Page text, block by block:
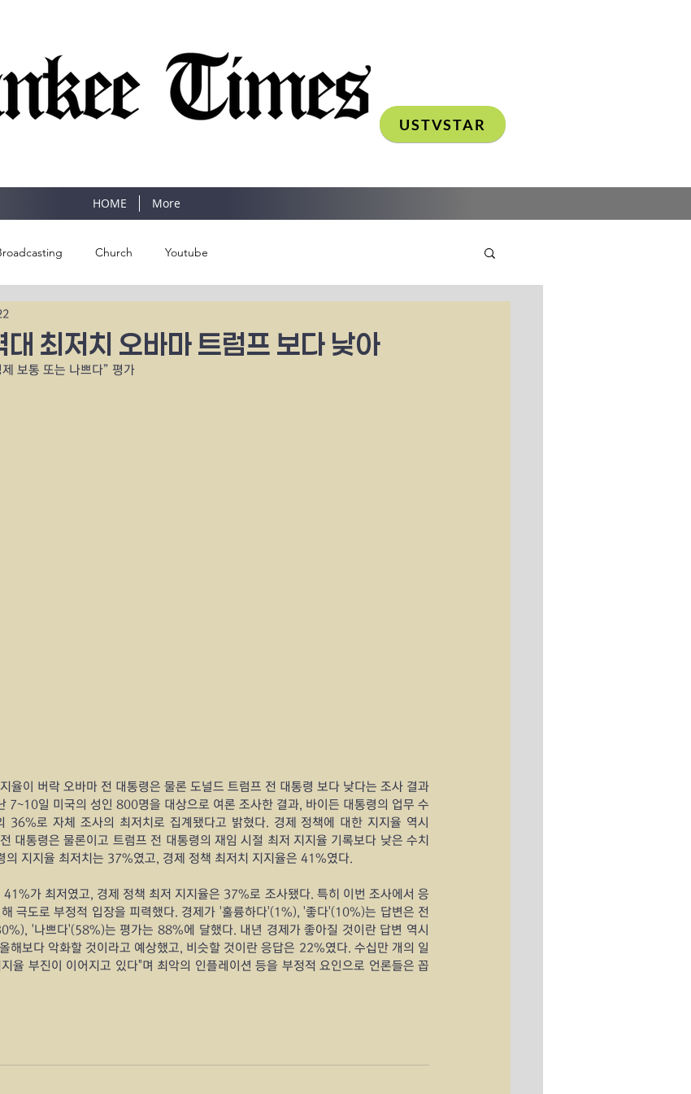
USTVSTAR
HOME More
Church Youtube
대 최저치 오바마 트럼프 보다 낮아
보통 또는 나쁘다” 평가
율이 버락 오바마 전 대통령은 물론 도널드 트럼프 전 대통령 보다 낮다는 조사 결과
7~10일 미국의 성인 800명을 대상으로 여론 조사한 결과, 바이든 대통령의 업무 수
36%로 자체 조사의 최저치로 집계됐다고 밝혔다. 경제 정책에 대한 지지율 역시
대통령은 물론이고 트럼프 전 대통령의 재임 시절 최저 지지율 기록보다 낮은 수치
의 지지율 최저치는 37%였고, 경제 정책 최저치 지지율은 41%였다.
가 최저였고, 경제 정책 최저 지지율은 37%로 조사됐다. 특히 이번 조사에서 응
극도로 부정적 입장을 피력했다. 경제가 '훌륭하다'(1%), '좋다'(10%)는 답변은 전
'나쁘다'(58%)는 평가는 88%에 달했다. 내년 경제가 좋아질 것이란 답변 역시
해보다 악화할 것이라고 예상했고, 비슷할 것이란 응답은 22%였다. 수십만 개의 일
율 부진이 이어지고 있다"며 최악의 인플레이션 등을 부정적 요인으로 언론들은 꼽